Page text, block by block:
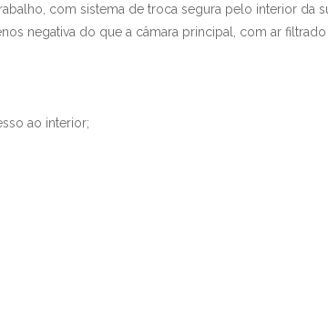
com sistema de troca segura pelo interior da
negativa do que a câmara principal, com ar
ao interior;